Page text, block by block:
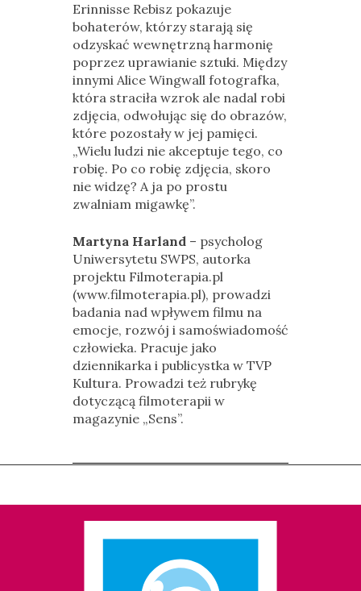
Erinnisse Rebisz pokazuje
bohaterów, którzy starają się
odzyskać wewnętrzną harmonię
poprzez uprawianie sztuki. Między
innymi Alice Wingwall fotografka,
która straciła wzrok ale nadal robi
zdjęcia, odwołując się do obrazów,
które pozostały w jej pamięci.
„Wielu ludzi nie akceptuje tego, co
robię. Po co robię zdjęcia, skoro
nie widzę? A ja po prostu
zwalniam migawkę”.
Martyna Harland– psycholog
Uniwersytetu SWPS, autorka
projektu Filmoterapia.pl
(www.filmoterapia.pl), prowadzi
badania nad wpływem filmu na
emocje, rozwój i samoświadomość
człowieka. Pracuje jako
dziennikarka i publicystka w TVP
Kultura. Prowadzi też rubrykę
dotyczącą filmoterapii w
magazynie „Sens”.